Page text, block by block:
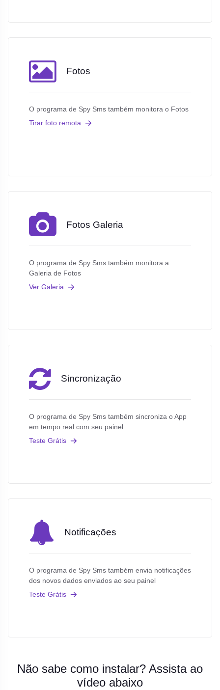
Fotos
O programa de Spy Sms também monitora o Fotos
Tirar foto remota
Fotos Galeria
O programa de Spy Sms também monitora a
Galeria de Fotos
Ver Galeria
Sincronização
O programa de Spy Sms também sincroniza o App
em tempo real com seu painel
Teste Grátis
Notificações
O programa de Spy Sms também envia notificações
dos novos dados enviados ao seu painel
Teste Grátis
Não sabe como instalar? Assista ao
vídeo abaixo